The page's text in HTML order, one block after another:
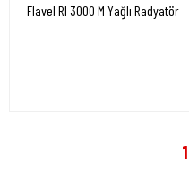
Flavel RI 3000 M Yağlı Radyatör
1